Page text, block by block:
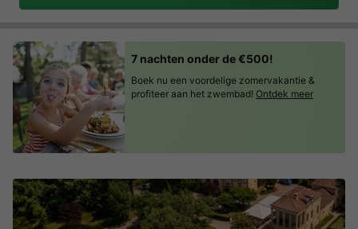
7 nachten onder de €500!
Boek nu een voordelige zomervakantie &
profiteer aan het zwembad! Ontdek meer